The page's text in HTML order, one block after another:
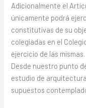
Adicionalmente el
únicamente podrá
constitutivas de su
colegiadas en el
ejercicio de las mismas.
Desde nuestro punto
estudio de
supuestos